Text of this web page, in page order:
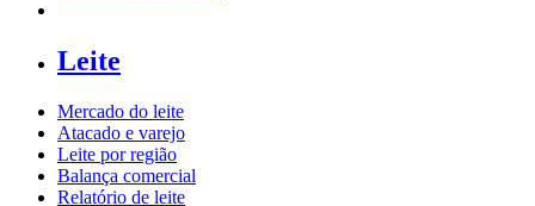
Leite
Mercado do leite
Atacado e varejo
Leite por região
Balança comercial
Relatório de leite